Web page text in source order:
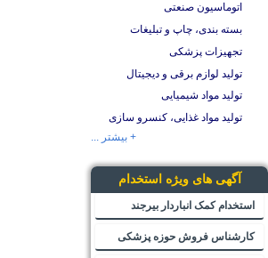
اتوماسیون صنعتی
بسته بندی، چاپ و تبلیغات
تجهیزات پزشکی
تولید لوازم برقی و دیجیتال
تولید مواد شیمیایی
تولید مواد غذایی، کنسرو سازی
+ بیشتر ...
آگهی های ویژه استخدام
استخدام کمک انباردار بیرجند
کارشناس فروش حوزه پزشکی